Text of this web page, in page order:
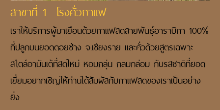
สาขาที่ 1 โรงคั่วกาแฟ
เราให้บริการผู้มาเยือนด้วยกาแฟสดสายพันธุ์อาราบิกา 100%
ที่ปลูกบนยอดดอยช้าง จ.เชียงราย และคั่วด้วยสูตรเฉพาะ
สไตล์อามันเต้ที่สดใหม่ หอมกลุ่น กลมกล่อม กับรสชาติที่ยอด
เยี่ยมอยากเชิญให้ท่านได้สัมผัสกับกาแฟสดของเราเป็นอย่าง
ยิ่ง